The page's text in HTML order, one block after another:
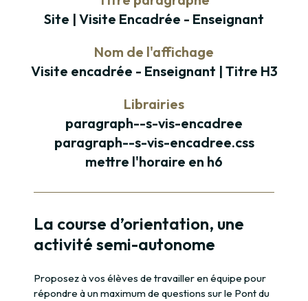
Site | Visite Encadrée - Enseignant
Nom de l'affichage
Visite encadrée - Enseignant | Titre H3
Librairies
paragraph--s-vis-encadree
paragraph--s-vis-encadree.css
mettre l'horaire en h6
La course d’orientation, une
activité semi-autonome
Proposez à vos élèves de travailler en équipe pour
répondre à un maximum de questions sur le Pont du